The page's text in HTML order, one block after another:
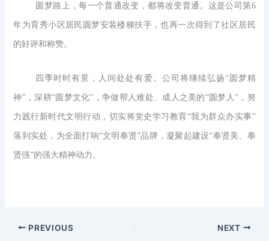
圆梦路上，每一个普通改变，都将改变普通。这是公司第6
年为育秀小区居民圆梦安装楼梯扶手，也再一次得到了社区居民
的好评和称赞。
四季时时有景，人间处处有爱。公司将继续弘扬“圆梦精
神”，深耕“圆梦文化”，争做帮人难处、成人之美的“圆梦人”，努
力践行新时代文明行动，切实将党史学习教育“我为群众办实事”
落到实处，为全面打响“文明奉贤”品牌，凝聚起建设“奉贤美、奉
贤强”的强大精神动力。
PREVIOUS NEXT